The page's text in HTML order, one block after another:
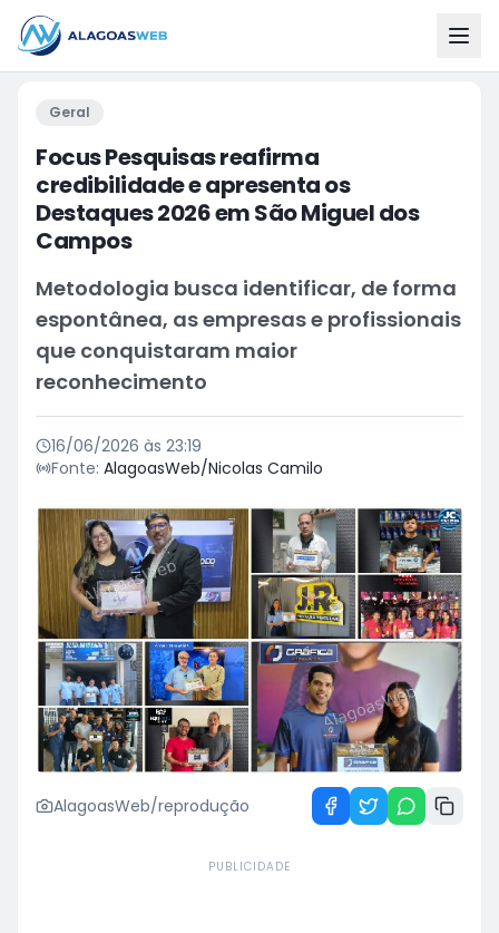
Geral
Focus Pesquisas reafirma
credibilidade e apresenta os
Destaques 2026 em São Miguel dos
Campos
Metodologia busca identificar, de forma
espontânea, as empresas e profissionais
que conquistaram maior
reconhecimento
16/06/2026 às 23:19
Fonte: AlagoasWeb/Nicolas Camilo
AlagoasWeb/reprodução
PUBLICIDADE